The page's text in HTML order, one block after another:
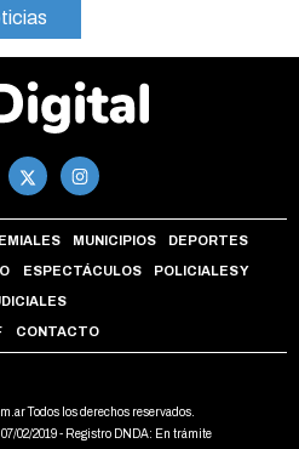
MUNICIPIOS DEPORTES
ESPECTÁCULOS POLICIALES Y
CONTACTO
Todos los derechos reservados.
02/2019 - Registro DNDA: En trámite